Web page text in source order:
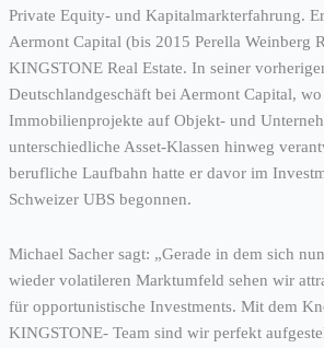
Private Equity- und Kapitalmarkterfahrung.
Aermont Capital (bis 2015 Perella Weinberg
KINGSTONE Real Estate. In seiner
Deutschlandgeschäft bei Aermont Capital,
Immobilienprojekte auf Objekt- und
unterschiedliche Asset-Klassen hinweg
berufliche Laufbahn hatte er davor im
Schweizer UBS begonnen.
Michael Sacher sagt: „Gerade in dem sich
wieder volatileren Marktumfeld sehen wir
für opportunistische Investments. Mit dem
KINGSTONE- Team sind wir perfekt